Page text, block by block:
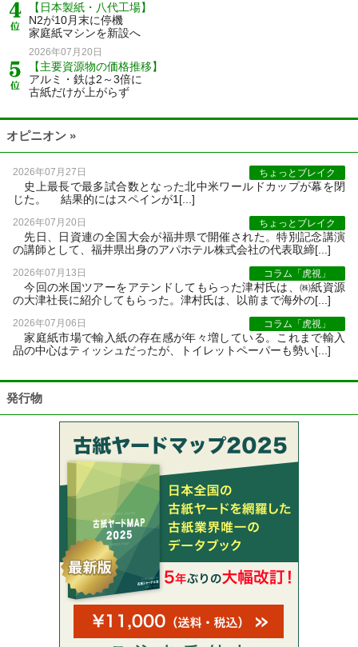
【日本製紙・八代工場】
N2が10月末に停機
家庭紙マシンを新設へ
2026年07月20日
【主要資源物の価格推移】
アルミ・鉄は2～3倍に
古紙だけが上がらず
オピニオン »
2026年07月27日 ちょっとブレイク
史上最長で最多試合数となった北中米ワールドカップが幕を閉
じた。 結果的にはスペインが1[...]
2026年07月20日 ちょっとブレイク
先日、日資連の全国大会が福井県で開催された。特別記念講演
の講師として、福井県出身のアパホテル株式会社の代表取締[...]
2026年07月13日 コラム「虎視」
今回の米国ツアーをアテンドしてもらった津村氏は、㈱紙資源
の大津社長に紹介してもらった。津村氏は、以前まで海外の[...]
2026年07月06日 コラム「虎視」
家庭紙市場で輸入紙の存在感が年々増している。これまで輸入
品の中心はティッシュだったが、トイレットペーパーも勢い[...]
発行物